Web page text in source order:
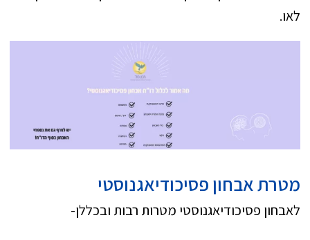
לאו.
מטרת אבחון פסיכודיאגנוסטי
לאבחון פסיכודיאגנוסטי מטרות רבות ובכללן-